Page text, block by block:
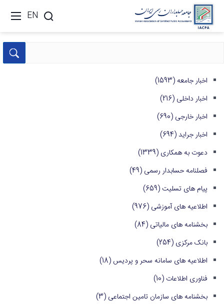
EN
اخبار جامعه (1593)
اخبار داخلی (216)
اخبار خارجی (690)
اخبار جراید(694)
دعوت به همکاری (1339)
فصلنامه حسابدار رسمی (49)
پیام های تسلیت (659)
اطلاعیه های آموزشی (976)
بخشنامه های مالیاتی (84)
بانک مرکزی (254)
اطلاعیه های سامانه سحر و پردیس (18)
فناوری اطلاعات (10)
بخشنامه های سازمان تامین اجتماعی (3)